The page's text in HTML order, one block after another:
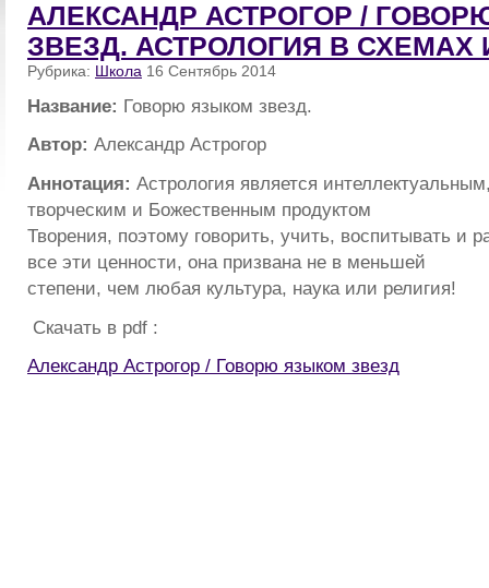
АЛЕКСАНДР АСТРОГОР /
ЗВЕЗД. АСТРОЛОГИЯ В СХЕМАХ
Рубрика: Школа 16 Сентябрь 2014
Название: Говорю языком звезд.
Автор: Александр Астрогор
Аннотация: Астрология является
творческим и Божественным продуктом
Творения, поэтому говорить, учить, воспитывать и
всe эти ценности, она призвана не в меньшей
степени, чем любая культура, наука или религия!
Скачать в pdf :
Александр Астрогор / Говорю языком звезд